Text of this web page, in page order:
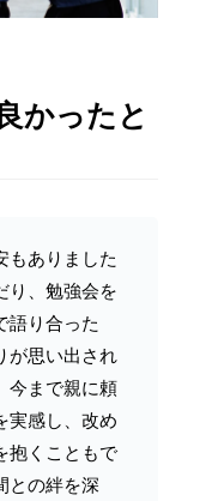
かったと
もありました
り、勉強会を
語り合った
が思い出され
今まで親に頼
実感し、改め
抱くこともで
との絆を深